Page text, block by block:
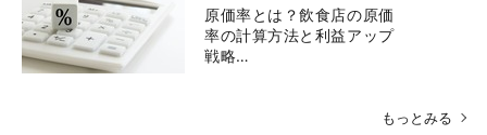
原価率とは？飲食店の原価
率の計算方法と利益アップ
戦略…
もっとみる